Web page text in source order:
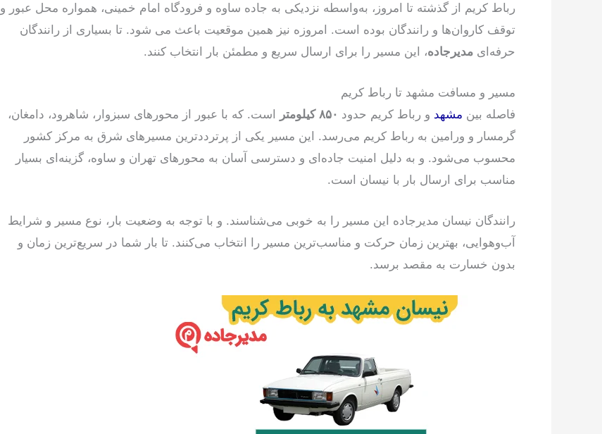
رباط کریم از گذشته تا امروز، به‌واسطه نزدیکی به جاده ساوه و فرودگاه امام خمینی، همواره محل عبور و
توقف کاروان‌ها و رانندگان بوده است. امروزه نیز همین موقعیت باعث می شود. تا بسیاری از رانندگان
حرفه‌ای مدیرجاده، این مسیر را برای ارسال سریع و مطمئن بار انتخاب کنند.
مسیر و مسافت مشهد تا رباط کریم
فاصله بین مشهد و رباط کریم حدود ۸۵۰ کیلومتر
است. که با عبور از محورهای سبزوار، شاهرود، دامغان،
گرمسار و ورامین به رباط کریم می‌رسد. این مسیر یکی از پرترددترین مسیرهای شرق به مرکز کشور
محسوب می‌شود. و به دلیل امنیت جاده‌ای و دسترسی آسان به محورهای تهران و ساوه، گزینه‌ای بسیار
مناسب برای ارسال بار با نیسان است.
رانندگان نیسان مدیرجاده این مسیر را به خوبی می‌شناسند. و با توجه به وضعیت بار، نوع مسیر و شرایط
آب‌وهوایی، بهترین زمان حرکت و مناسب‌ترین مسیر را انتخاب می‌کنند. تا بار شما در سریع‌ترین زمان و
بدون خسارت به مقصد برسد.